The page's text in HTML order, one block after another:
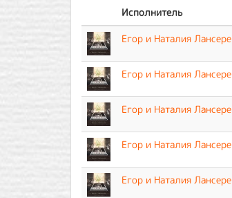
Исполнитель
Егор и Наталия Лансере
Егор и Наталия Лансере
Егор и Наталия Лансере
Егор и Наталия Лансере
Егор и Наталия Лансере